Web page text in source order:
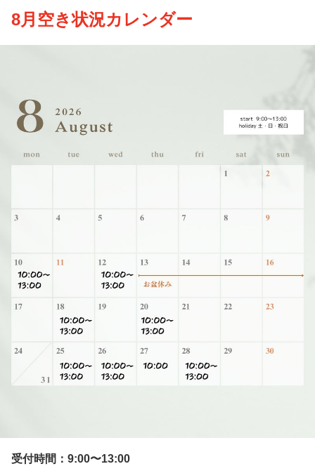
8月空き状況カレンダー
受付時間：9:00〜13:00